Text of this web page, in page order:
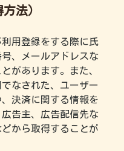
法）
用登録をする際に氏
、メールアドレスな
があります。また、
なされた、ユーザー
決済に関する情報を
告主、広告配信先な
から取得することが